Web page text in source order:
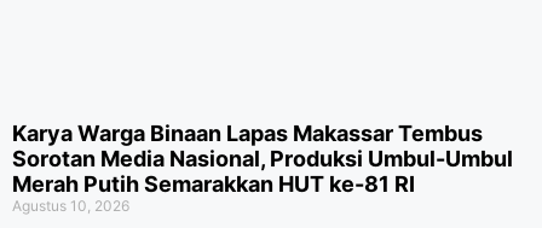
Karya Warga Binaan Lapas Makassar Tembus
Sorotan Media Nasional, Produksi Umbul-Umbul
Merah Putih Semarakkan HUT ke-81 RI
Agustus 10, 2026